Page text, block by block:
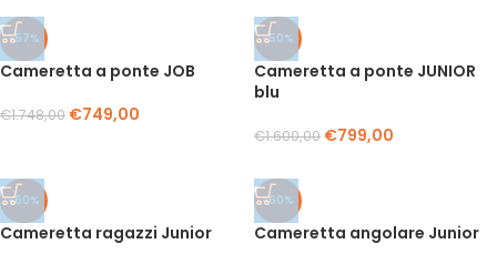
-57%
Cameretta a ponte JOB
€1.748,00 €749,00
-50%
Cameretta a ponte JUNIOR
blu
€1.600,00 €799,00
-60%
Cameretta ragazzi Junior
-60%
Cameretta angolare Junior